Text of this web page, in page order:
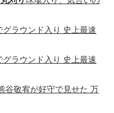
グラウンド入り 史上最速
グラウンド入り 史上最速
谷敬宥が好守で見せた 万